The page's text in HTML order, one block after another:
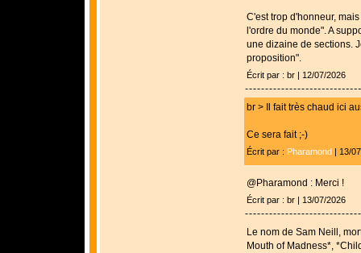
C'est trop d'honneur,
l'ordre du monde". A
une dizaine de sections.
proposition".
Écrit par : br | 12/07/2026
br > Il fait très chaud ici
Ce sera fait ;-)
Écrit par : Pharamond| 13/
@Pharamond : Merci !
Écrit par : br | 13/07/2026
Le nom de Sam Neill,
Mouth of Madness*,